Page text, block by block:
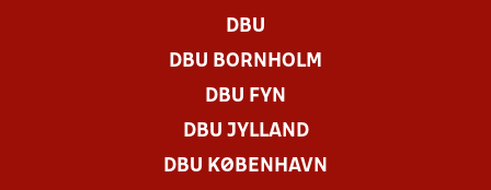
DBU
DBU BORNHOLM
DBU FYN
DBU JYLLAND
DBU KØBENHAVN